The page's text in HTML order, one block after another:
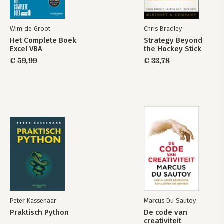
3. Verlichting
4. Verificatie
Het communiceren van innovatieve ideeën
Het Wow-how-now-model
De drie netwerken van creatie
Emotionele blokkades
Angst hackt je brein
Conclusie
HOOFDSTUK 4 ‘IK GELOOF NIET IN: HET KAN NIET’
Het ontwikkelen van je creatief zelfvertrouwen
Het kan altijd
Conclusie
Wim de Groot
Het Complete Boek
Excel VBA
€ 59,99
Chris Bradley
Strategy Beyond
the Hockey Stick
€ 33,78
Peter Kassenaar
Praktisch Python
Marcus Du Sautoy
De code van
creativiteit